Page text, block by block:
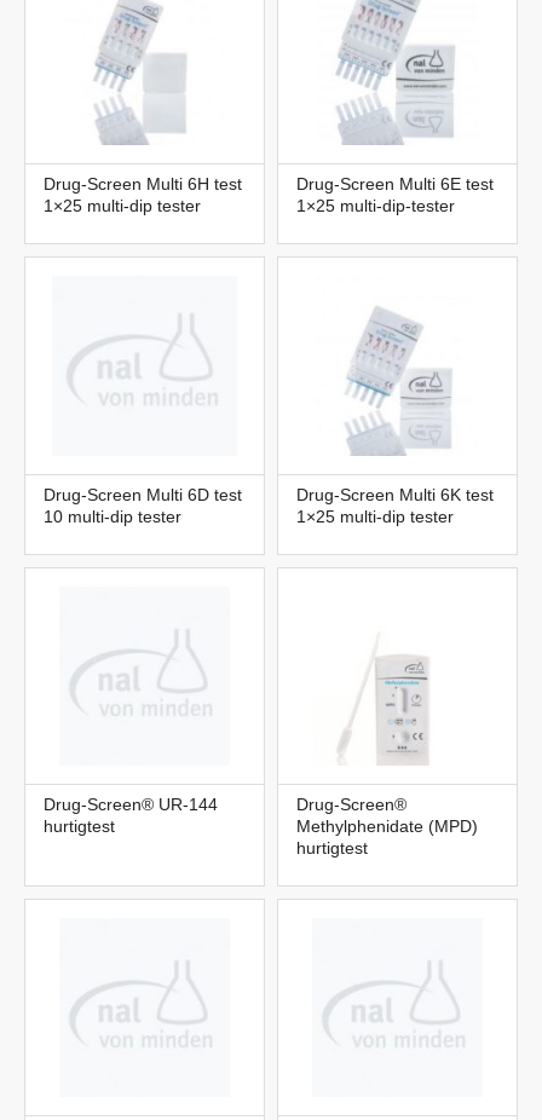
Drug-Screen Multi 6H test
1×25 multi-dip tester
Drug-Screen Multi 6E test
1×25 multi-dip-tester
Drug-Screen Multi 6D test
10 multi-dip tester
Drug-Screen Multi 6K test
1×25 multi-dip tester
Drug-Screen® UR-144
hurtigtest
Drug-Screen®
Methylphenidate (MPD)
hurtigtest